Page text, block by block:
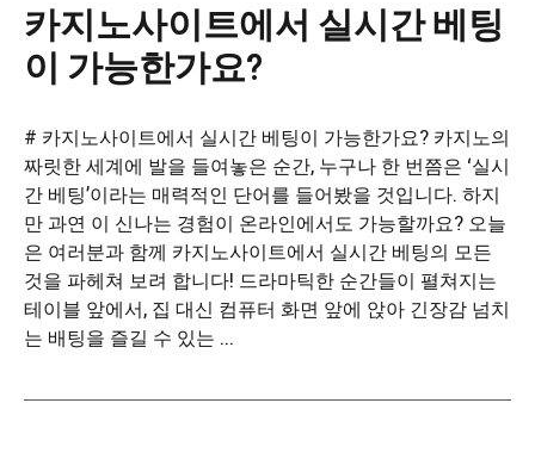
카지노사이트에서 실시간 베팅
이 가능한가요?
# 카지노사이트에서 실시간 베팅이 가능한가요? 카지노의
짜릿한 세계에 발을 들여놓은 순간, 누구나 한 번쯤은 ‘실시
간 베팅’이라는 매력적인 단어를 들어봤을 것입니다. 하지
만 과연 이 신나는 경험이 온라인에서도 가능할까요? 오늘
은 여러분과 함께 카지노사이트에서 실시간 베팅의 모든
것을 파헤쳐 보려 합니다! 드라마틱한 순간들이 펼쳐지는
테이블 앞에서, 집 대신 컴퓨터 화면 앞에 앉아 긴장감 넘치
는 배팅을 즐길 수 있는 ...